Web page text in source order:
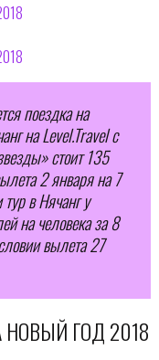
поездка на
на Level.Travel с
стоит 135
2 января на 7
в Нячанг у
на человека за 8
вылета 27
ГОД 2018